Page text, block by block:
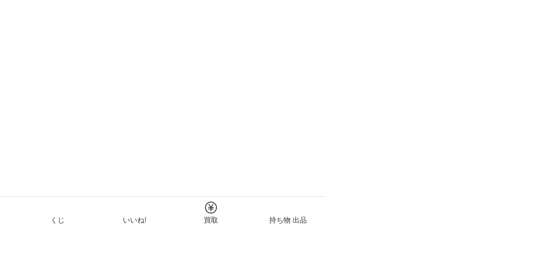
くじ いいね! 買取 持ち物 出品